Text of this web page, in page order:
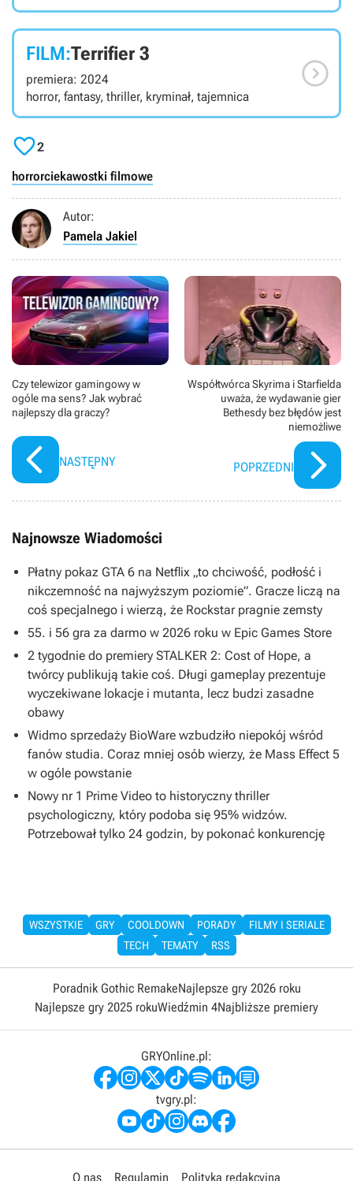
FILM:Terrifier 3
premiera: 2024
horror, fantasy, thriller, kryminał, tajemnica

2
horrorciekawostki filmowe
Autor:
Pamela Jakiel
Czy telewizor gamingowy w
ogóle ma sens? Jak wybrać
najlepszy dla graczy?
NASTĘPNY
Współtwórca Skyrima i Starfielda
uważa, że wydawanie gier
Bethesdy bez błędów jest
niemożliwe
POPRZEDNI
Najnowsze Wiadomości
Płatny pokaz GTA 6 na Netflix „to chciwość, podłość i
nikczemność na najwyższym poziomie”. Gracze liczą na
coś specjalnego i wierzą, że Rockstar pragnie zemsty
55. i 56 gra za darmo w 2026 roku w Epic Games Store
2 tygodnie do premiery STALKER 2: Cost of Hope, a
twórcy publikują takie coś. Długi gameplay prezentuje
wyczekiwane lokacje i mutanta, lecz budzi zasadne
obawy
Widmo sprzedaży BioWare wzbudziło niepokój wśród
fanów studia. Coraz mniej osób wierzy, że Mass Effect 5
w ogóle powstanie
Nowy nr 1 Prime Video to historyczny thriller
psychologiczny, który podoba się 95% widzów.
Potrzebował tylko 24 godzin, by pokonać konkurencję
WSZYSTKIE GRY COOLDOWN PORADY
FILMY I SERIALE
TECH
TEMATY RSS
Poradnik Gothic RemakeNajlepsze gry 2026 roku
Najlepsze gry 2025 rokuWiedźmin 4Najbliższe premiery
GRYOnline.pl:
tvgry.pl:
O nas Regulamin Polityka redakcyjna